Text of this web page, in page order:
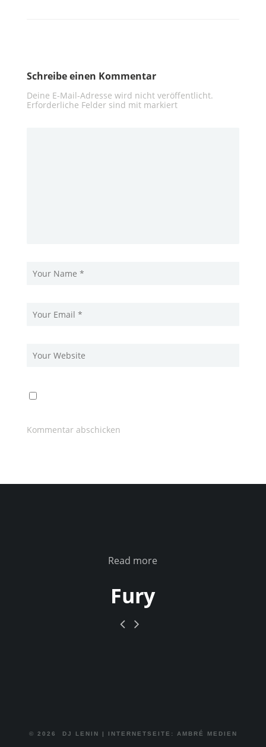
Schreibe einen Kommentar
Deine E-Mail-Adresse wird nicht veröffentlicht.
Erforderliche Felder sind mit markiert
Read more
Fury
© 2026 DJ LENIN | INTERNETSEITE: AMBRÉ MEDIEN